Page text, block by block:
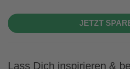
JETZT
Lass Dich inspirieren &